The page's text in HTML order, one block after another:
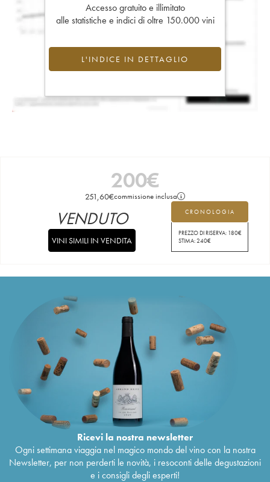
Accesso gratuito e illimitato
alle statistiche e indici di oltre 150.000 vini
L'INDICE IN DETTAGLIO
200€
251,60€commissione inclusa
CRONOLOGIA
PREZZO DI RISERVA: 180€
STIMA:240€
VENDUTO
VINI SIMILI IN VENDITA
Ricevi la nostra newsletter
Ogni settimana viaggia nel magico mondo del vino con la nostra
Newsletter, per non perderti le novità, i resoconti delle degustazioni
e i consigli degli esperti!